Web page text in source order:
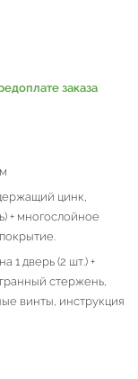
заказа
цинк,
+ многослойное
1 дверь (2 шт.) +
стержень,
винты, инструкция